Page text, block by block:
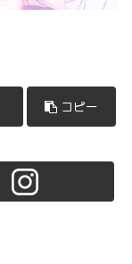
コピー